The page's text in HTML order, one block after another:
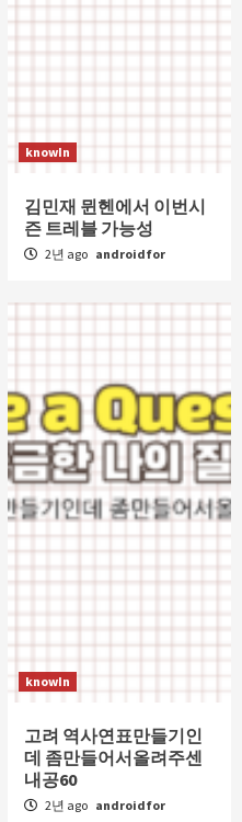
knowIn
김민재 뮌헨에서 이번시
즌 트레블 가능성
2년 ago androidfor
knowIn
고려 역사연표만들기인
데 좀만들어서올려주센
내공60
2년 ago androidfor